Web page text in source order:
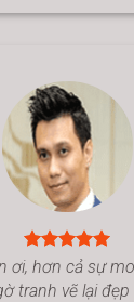
ơi, hơn cả sự
tranh vẽ lại